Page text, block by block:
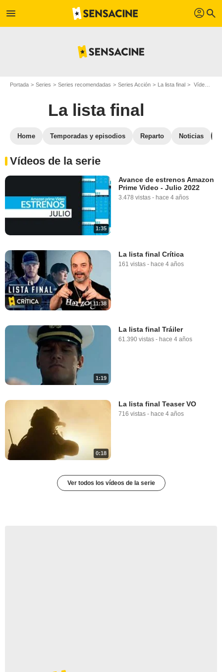
menu profil search
Portada Series Series recomendadas Series Acción La lista final Vídeos La lista final
La lista final
Home Temporadas y episodios Reparto Noticias
Vídeos de la serie
1:35
Avance de estrenos Amazon
Prime Video - Julio 2022
3.478 vistas - hace 4 años
11:38
La lista final Crítica
161 vistas - hace 4 años
1:19
La lista final Tráiler
61.390 vistas - hace 4 años
0:18
La lista final Teaser VO
716 vistas - hace 4 años
Ver todos los vídeos de la serie